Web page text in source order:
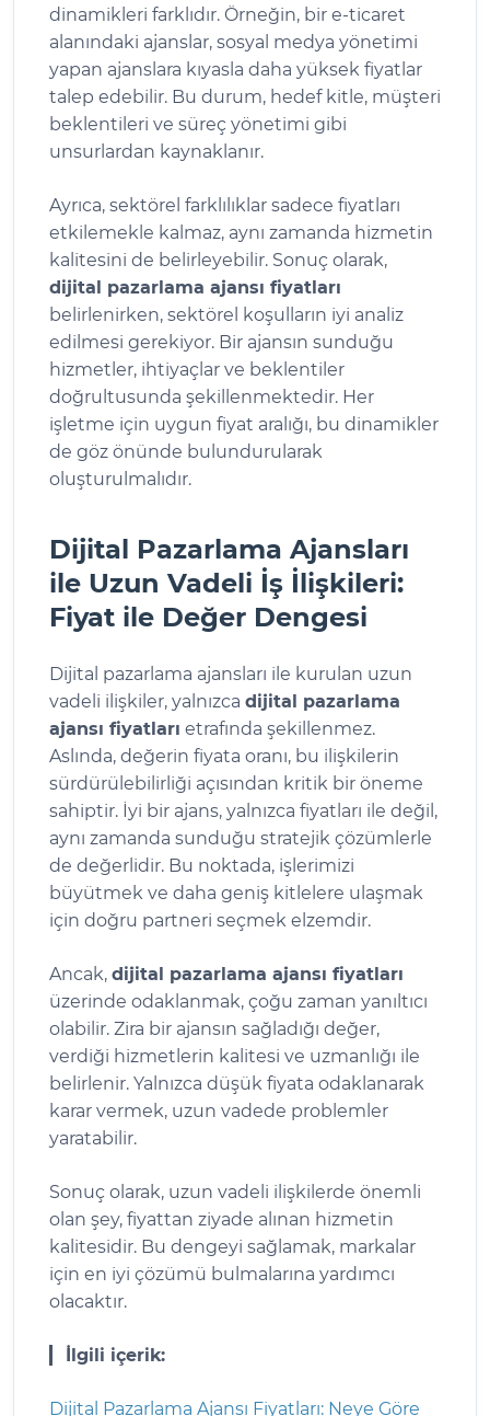
dinamikleri farklıdır. Örneğin, bir e-ticaret
alanındaki ajanslar, sosyal medya yönetimi
yapan ajanslara kıyasla daha yüksek fiyatlar
talep edebilir. Bu durum, hedef kitle, müşteri
beklentileri ve süreç yönetimi gibi
unsurlardan kaynaklanır.
Ayrıca, sektörel farklılıklar sadece fiyatları
etkilemekle kalmaz, aynı zamanda hizmetin
kalitesini de belirleyebilir. Sonuç olarak,
dijital pazarlama ajansı fiyatları
belirlenirken, sektörel koşulların iyi analiz
edilmesi gerekiyor. Bir ajansın sunduğu
hizmetler, ihtiyaçlar ve beklentiler
doğrultusunda şekillenmektedir. Her
işletme için uygun fiyat aralığı, bu dinamikler
de göz önünde bulundurularak
oluşturulmalıdır.
Dijital Pazarlama Ajansları
ile Uzun Vadeli İş İlişkileri:
Fiyat ile Değer Dengesi
Dijital pazarlama ajansları ile kurulan uzun
vadeli ilişkiler, yalnızca dijital pazarlama
ajansı fiyatları etrafında şekillenmez.
Aslında, değerin fiyata oranı, bu ilişkilerin
sürdürülebilirliği açısından kritik bir öneme
sahiptir. İyi bir ajans, yalnızca fiyatları ile değil,
aynı zamanda sunduğu stratejik çözümlerle
de değerlidir. Bu noktada, işlerimizi
büyütmek ve daha geniş kitlelere ulaşmak
için doğru partneri seçmek elzemdir.
Ancak, dijital pazarlama ajansı fiyatları
üzerinde odaklanmak, çoğu zaman yanıltıcı
olabilir. Zira bir ajansın sağladığı değer,
verdiği hizmetlerin kalitesi ve uzmanlığı ile
belirlenir. Yalnızca düşük fiyata odaklanarak
karar vermek, uzun vadede problemler
yaratabilir.
Sonuç olarak, uzun vadeli ilişkilerde önemli
olan şey, fiyattan ziyade alınan hizmetin
kalitesidir. Bu dengeyi sağlamak, markalar
için en iyi çözümü bulmalarına yardımcı
olacaktır.
İlgili içerik:
Dijital Pazarlama Ajansı Fiyatları: Neye Göre